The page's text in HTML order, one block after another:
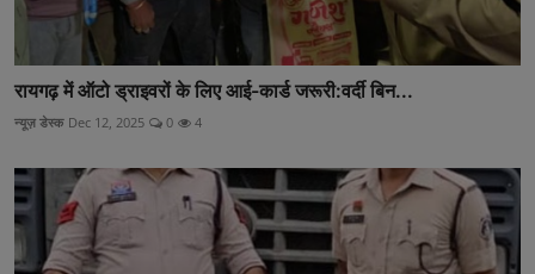
रायगढ़ में ऑटो ड्राइवरों के लिए आई-कार्ड जरूरी:वर्दी बिन...
न्यूज़ डेस्क Dec 12, 2025 0 4